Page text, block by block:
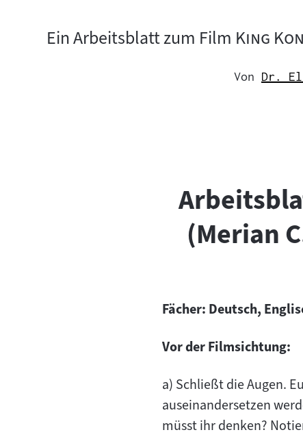
Ein Arbeitsblatt zum Film "
King
Von Dr.
(Merian
Fächer: Deutsch,
Vor der Filmsichtung:
a) Schließt die Augen.
auseinandersetzen
müsst ihr denken?